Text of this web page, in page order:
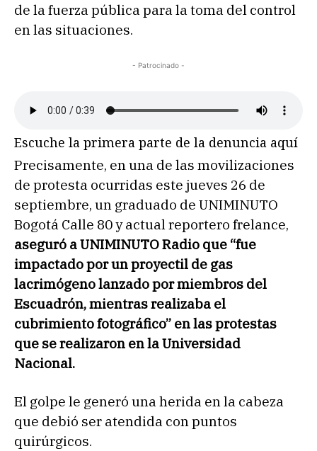
de la fuerza pública para la toma del control
en las situaciones.
- Patrocinado -
Escuche la primera parte de la denuncia aquí
Precisamente, en una de las movilizaciones
de protesta ocurridas este jueves 26 de
septiembre, un graduado de UNIMINUTO
Bogotá Calle 80 y actual reportero frelance,
aseguró a UNIMINUTO Radio que “fue
impactado por un proyectil de gas
lacrimógeno lanzado por miembros del
Escuadrón, mientras realizaba el
cubrimiento fotográfico” en las protestas
que se realizaron en la Universidad
Nacional.
El golpe le generó una herida en la cabeza
que debió ser atendida con puntos
quirúrgicos.